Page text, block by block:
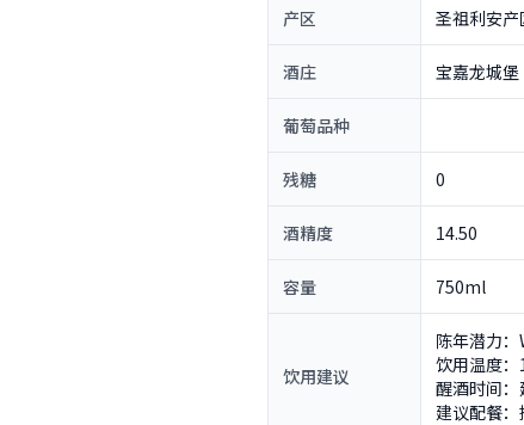
产区 圣祖利安产
酒庄 宝嘉龙城
葡萄品种
残糖 0
酒精度 14.50
容量 750ml
饮用建议
陈年潜力
饮用温度
醒酒时间
建议配餐